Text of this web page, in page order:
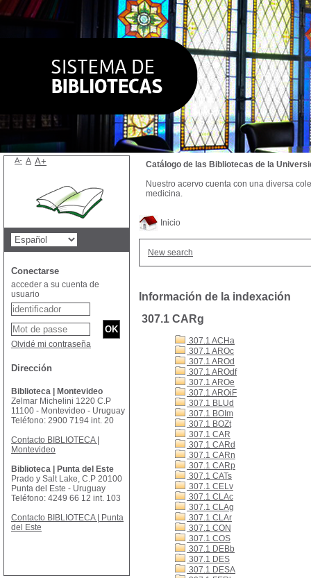
Inicio
New search
Información de la indexación
307.1 CARg
307.1 ACHa
307.1 AROc
307.1 AROd
307.1 AROdf
307.1 AROe
307.1 AROiF
307.1 BLUd
307.1 BOIm
307.1 BOZt
307.1 CAR
307.1 CARd
307.1 CARn
307.1 CARp
307.1 CATs
307.1 CELv
307.1 CLAc
307.1 CLAg
307.1 CLAr
307.1 CON
307.1 COS
307.1 DEBb
307.1 DES
307.1 DESA
Catálogo de las Bibliotecas de la
Nuestro acervo cuenta con una diversa
medicina.
A- A A+
Conectarse
acceder a su cuenta de
usuario
Olvidé mi contraseña
Dirección
Biblioteca | Montevideo
Zelmar Michelini 1220 C.P
11100 - Montevideo - Uruguay
Teléfono: 2900 7194 int. 20
Contacto BIBLIOTECA |
Montevideo
Biblioteca | Punta del Este
Prado y Salt Lake, C.P 20100
Punta del Este - Uruguay
Teléfono: 4249 66 12 int. 103
Contacto BIBLIOTECA | Punta
del Este